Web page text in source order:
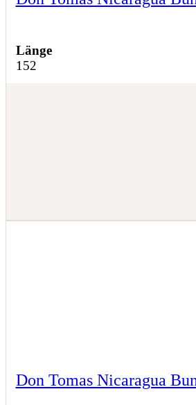
Länge
152
Don Tomas Nicaragua